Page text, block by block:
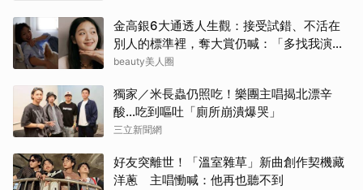
金高銀6大通透人生觀：接受試錯、不活在
別人的標準裡，奪大賞仍喊：「多找我演
戲！」
beauty美人圈
獨家／米長蟲仍照吃！樂團主唱揭北漂辛
酸…吃到嘔吐「廁所崩潰爆哭」
三立新聞網
好友突離世！「溫室雜草」新曲創作契機藏
洋蔥 主唱慟喊：他再也聽不到